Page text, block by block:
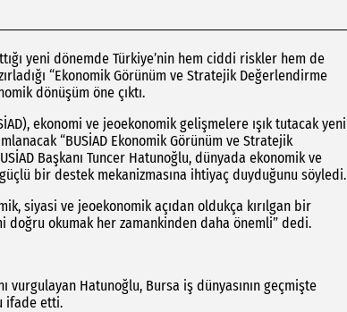
yeni dönemde Türkiye’nin hem ciddi riskler hem de
“Ekonomik Görünüm ve Stratejik Değerlendirme
dönüşüm öne çıktı.
ekonomi ve jeoekonomik gelişmelere ışık tutacak yeni
“BUSİAD Ekonomik Görünüm ve Stratejik
Başkanı Tuncer Hatunoğlu, dünyada ekonomik ve
bir destek mekanizmasına ihtiyaç duyduğunu söyledi.
siyasi ve jeoekonomik açıdan oldukça kırılgan bir
okumak her zamankinden daha önemli” dedi.
vurgulayan Hatunoğlu, Bursa iş dünyasının geçmişte
ifade etti.